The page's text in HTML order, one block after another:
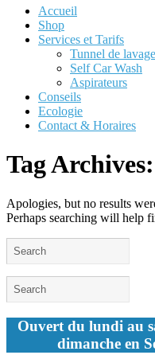
Accueil
Shop
Services et Tarifs
Tunnel de lavage
Self Car Wash
Aspirateurs
Conseils
Ecologie
Contact & Horaires
Tag Archives:
Apologies, but no results
Perhaps searching will help
Ouvert du lundi au
dimanche en